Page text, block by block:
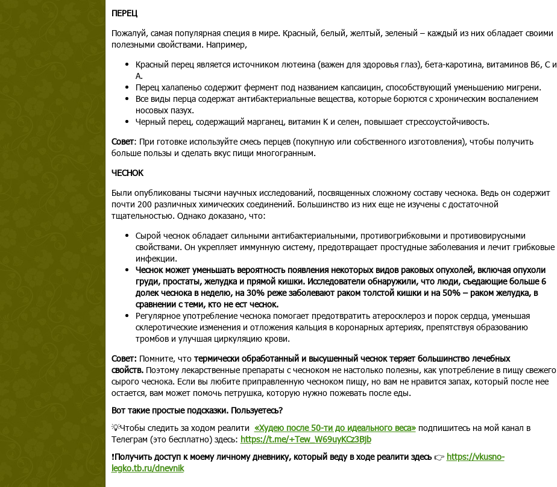
ПЕРЕЦ
Пожалуй, самая популярная специя в мире. Красный, белый, желтый, зеленый – каждый из них обладает своими
полезными свойствами. Например,
Красный перец является источником лютеина (важен для здоровья глаз), бета-каротина, витаминов B6, C и
A.
Перец халапеньо содержит фермент под названием капсаицин, способствующий уменьшению мигрени.
Все виды перца содержат антибактериальные вещества, которые борются с хроническим воспалением
носовых пазух.
Черный перец, содержащий марганец, витамин K и селен, повышает стрессоустойчивость.
Совет: При готовке используйте смесь перцев (покупную или собственного изготовления), чтобы получить
больше пользы и сделать вкус пищи многогранным.
ЧЕСНОК
Были опубликованы тысячи научных исследований, посвященных сложному составу чеснока. Ведь он содержит
почти 200 различных химических соединений. Большинство из них еще не изучены с достаточной
тщательностью. Однако доказано, что:
Сырой чеснок обладает сильными антибактериальными, противогрибковыми и противовирусными
свойствами. Он укрепляет иммунную систему, предотвращает простудные заболевания и лечит грибковые
инфекции.
Чеснок может уменьшать вероятность появления некоторых видов раковых опухолей, включая опухоли
груди, простаты, желудка и прямой кишки. Исследователи обнаружили, что люди, съедающие больше 6
долек чеснока в неделю, на 30% реже заболевают раком толстой кишки и на 50% – раком желудка, в
сравнении с теми, кто не ест чеснок.
Регулярное употребление чеснока помогает предотвратить атеросклероз и порок сердца, уменьшая
склеротические изменения и отложения кальция в коронарных артериях, препятствуя образованию
тромбов и улучшая циркуляцию крови.
Совет: Помните, чтотермически обработанный и высушенный чеснок теряет большинство лечебных
свойств. Поэтому лекарственные препараты с чесноком не настолько полезны, как употребление в пищу свежего
сырого чеснока. Если вы любите приправленную чесноком пищу, но вам не нравится запах, который после нее
остается, вам может помочь петрушка, которую нужно пожевать после еды.
Вот такие простые подсказки. Пользуетесь?
💡Чтобы следить за ходом реалити «Худею после 50-ти до идеального веса»подпишитесь на мой канал в
Телеграм (это бесплатно) здесь: https://t.me/+Tew_W69uyKCz3Bjb
❗Получить доступ к моему личному дневнику, который веду в ходе реалити здесь👉 https://vkusno-
legko.tb.ru/dnevnik